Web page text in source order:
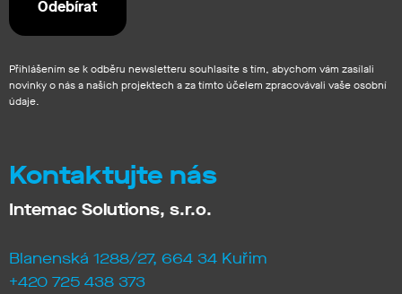
Přihlášením se k odběru newsletteru souhlasíte s tím, abychom vám zasílali
novinky o nás a našich projektech a za tímto účelem zpracovávali vaše osobní
údaje.
Kontaktujte nás
Intemac Solutions, s.r.o.
Blanenská 1288/27, 664 34 Kuřim
+420 725 438 373